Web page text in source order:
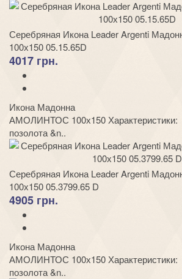
Серебряная Икона Leader Argenti
100х150 05.15.65D
4017 грн.
Икона Мадонна
АМОЛИНТОС 100х150 Характеристики:
позолота &n..
Серебряная Икона Leader Argenti
100х150 05.3799.65 D
4905 грн.
Икона Мадонна
АМОЛИНТОС 100х150 Характеристики:
позолота &n..